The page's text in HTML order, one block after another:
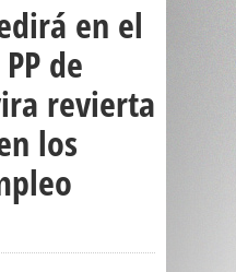
en el
de
revierta
los